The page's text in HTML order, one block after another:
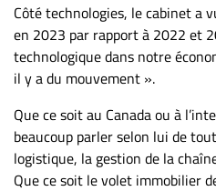
Côté technologies, le cabinet a
en 2023 par rapport à 2022 et
technologique dans notre
il y a du mouvement ».
Que ce soit au Canada ou à
beaucoup parler selon lui de
logistique, la gestion de la
Que ce soit le volet immobilier